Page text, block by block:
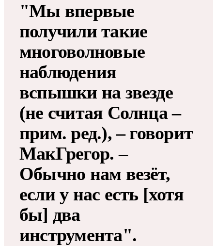
"Мы впервые
получили такие
многоволновые
наблюдения
вспышки на звезде
(не считая Солнца –
прим. ред.), – говорит
МакГрегор. –
Обычно нам везёт,
если у нас есть [хотя
бы] два
инструмента".